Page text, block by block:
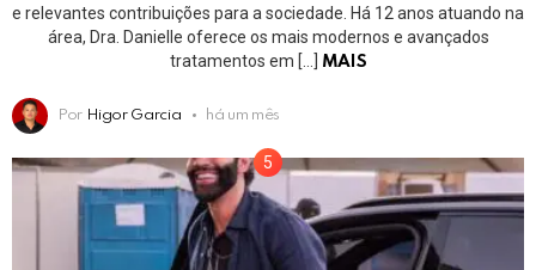
e relevantes contribuições para a sociedade. Há 12 anos atuando na
área, Dra. Danielle oferece os mais modernos e avançados
tratamentos em […] MAIS
Por Higor Garcia há um mês